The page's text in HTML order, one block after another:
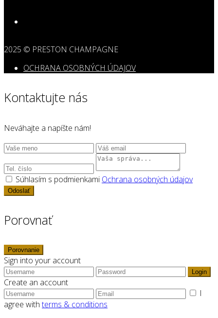
2025 © PRESTON CHAMPAGNE
OCHRANA OSOBNÝCH ÚDAJOV
Kontaktujte nás
Neváhajte a napíšte nám!
Súhlasím s podmienkami Ochrana osobných údajov
Odoslať
Porovnať
Porovnanie
Sign into your account
Login
Create an account
I
agree withterms & conditions